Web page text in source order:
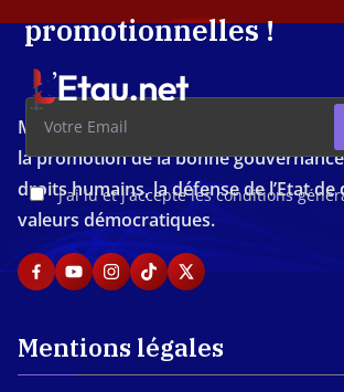
promotionnelles !
J'ai lu et j'accepte les conditions
Média d'investigation ivoirien
la promotion de la bonne
droits humains, la défense de l’Etat de
valeurs démocratiques.
Mentions légales